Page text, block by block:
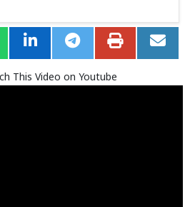
This Video on Youtube